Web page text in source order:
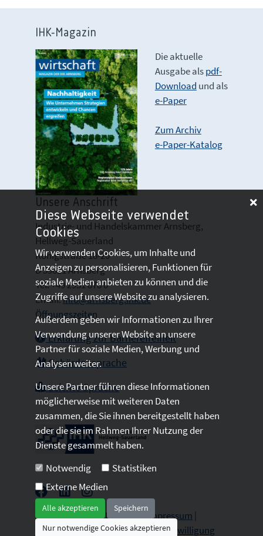
IHK-Magazin
Die aktuelle
Ausgabe alspdf-
Download und als
e-Paper
Zum Archiv
e-Paper-Katalog
Unsere Anschrift
Industrie- und Handelskammer Arnsberg,
Hellweg-Sauerland
Königstraße 18-20
D 59821 Arnsberg
Tel: +49 2931 878 0
Email:info@arnsberg.ihk.de
Öffnungszeiten
Erklärung zur Barrierefreiheit
Gebärdensprache
Leichte Sprache
2026 © All Rights Reserved.Impressum
Datenschutz|Sitemap|Cookie-Einwilligung
Diese Webseite verwendet
Cookies
Wir verwenden Cookies, um Inhalte und
Anzeigen zu personalisieren, Funktionen für
soziale Medien anbieten zu können und die
Zugriffe auf unsere Website zu analysieren.
Außerdem geben wir Informationen zu Ihrer
Verwendung unserer Website an unsere
Partner für soziale Medien, Werbung und
Analysen weiter.
Unsere Partner führen diese Informationen
möglicherweise mit weiteren Daten
zusammen, die Sie ihnen bereitgestellt haben
oder die sie im Rahmen Ihrer Nutzung der
Dienste gesammelt haben.
Notwendig
Statistiken
Externe Medien
Alle akzeptieren
Speichern
Nur notwendige Cookies akzeptieren